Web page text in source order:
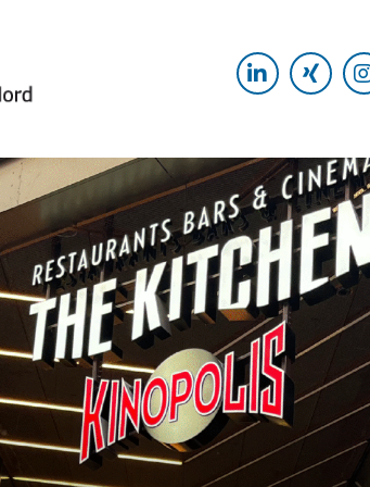
LinkedIn
Xing